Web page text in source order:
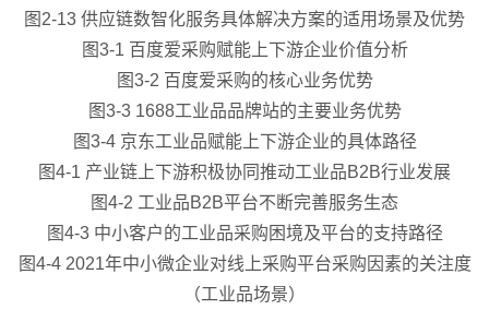
图2-13 供应链数智化服务具体解决方案的适用场景及优势
图3-1 百度爱采购赋能上下游企业价值分析
图3-2 百度爱采购的核心业务优势
图3-3 1688工业品品牌站的主要业务优势
图3-4 京东工业品赋能上下游企业的具体路径
图4-1 产业链上下游积极协同推动工业品B2B行业发展
图4-2 工业品B2B平台不断完善服务生态
图4-3 中小客户的工业品采购困境及平台的支持路径
图4-4 2021年中小微企业对线上采购平台采购因素的关注度
（工业品场景）